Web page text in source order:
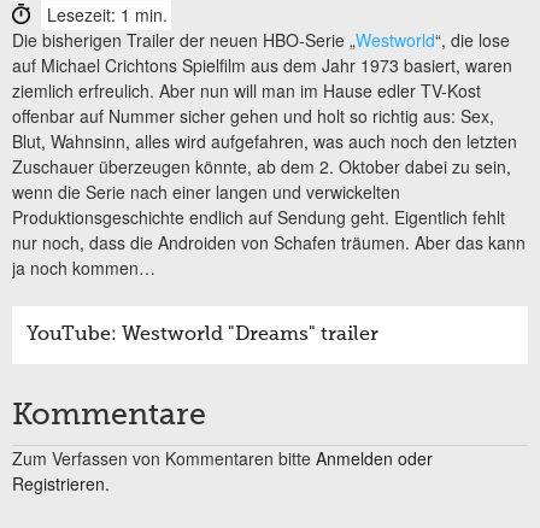
Lesezeit: 1 min.
Die bisherigen Trailer der neuen HBO-Serie „Westworld“, die lose
auf Michael Crichtons Spielfilm aus dem Jahr 1973 basiert, waren
ziemlich erfreulich. Aber nun will man im Hause edler TV-Kost
offenbar auf Nummer sicher gehen und holt so richtig aus: Sex,
Blut, Wahnsinn, alles wird aufgefahren, was auch noch den letzten
Zuschauer überzeugen könnte, ab dem 2. Oktober dabei zu sein,
wenn die Serie nach einer langen und verwickelten
Produktionsgeschichte endlich auf Sendung geht. Eigentlich fehlt
nur noch, dass die Androiden von Schafen träumen. Aber das kann
ja noch kommen…
YouTube: Westworld "Dreams" trailer
Kommentare
Zum Verfassen von Kommentaren bitte Anmelden oder
Registrieren.